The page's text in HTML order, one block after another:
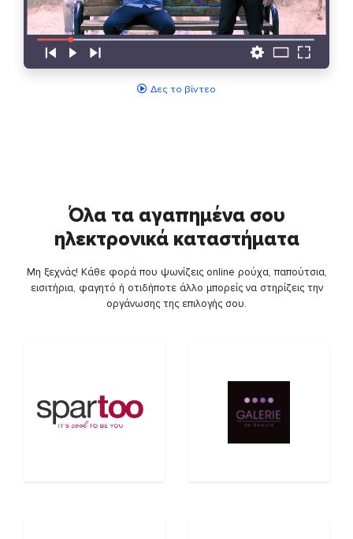
Δες το βίντεο
Όλα τα αγαπημένα σου
ηλεκτρονικά καταστήματα
Μη ξεχνάς! Κάθε φορά που ψωνίζεις online ρούχα, παπούτσια,
εισιτήρια, φαγητό ή οτιδήποτε άλλο μπορείς να στηρίζεις την
οργάνωσης της επιλογής σου.